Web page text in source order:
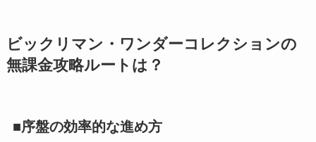
ビックリマン・ワンダーコレクションの
無課金攻略ルートは？
■序盤の効率的な進め方